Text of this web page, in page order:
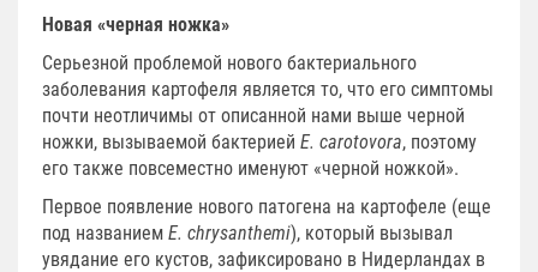
Новая «черная ножка»
Серьезной проблемой нового бактериального
заболевания картофеля является то, что его симптомы
почти неотличимы от описанной нами выше черной
ножки, вызываемой бактерией E. сarotovora, поэтому
его также повсеместно именуют «черной ножкой».
Первое появление нового патогена на картофеле (еще
под названием E. сhrysanthemi), который вызывал
увядание его кустов, зафиксировано в Нидерландах в